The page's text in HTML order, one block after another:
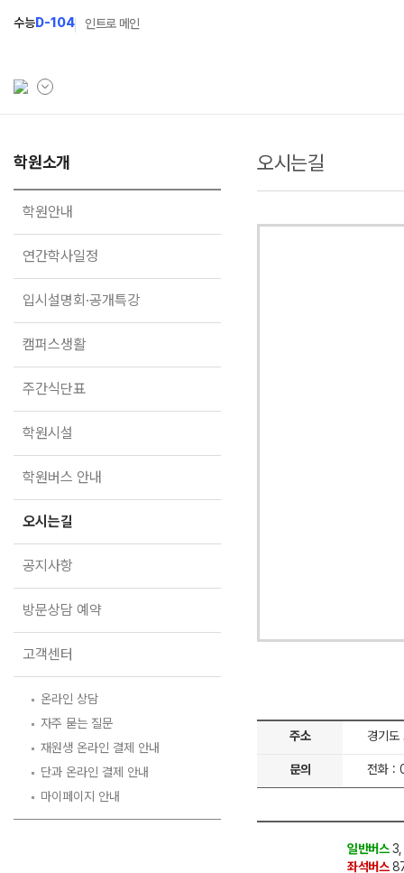
수능D-104 인트로 메인
학원소개
학원안내
연간학사일정
캠퍼스생활
주간식단표
학원시설
학원버스 안내
오시는길
공지사항
방문상담 예약
고객센터
재원생 온라인 결제 안내
단과 온라인 결제 안내
마이페이지 안내
N Class
학원소개
학원안내
연간학사일정
입시설명회·공개특강
캠퍼스생활
주간식단표
학원시설
학원버스 안내
오시는길
공지사항
방문상담 예약
고객센터
온라인 상담
자주 묻는 질문
재원생 온라인 결제 안내
단과 온라인 결제 안내
마이페이지 안내
오시는길
주소 경기
문의 전화 :
일반버스3,
좌석버스